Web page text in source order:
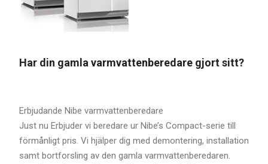
Har din gamla varmvattenberedare gjort sitt?
Erbjudande Nibe varmvattenberedare
Just nu Erbjuder vi beredare ur Nibe’s Compact-serie till
förmånligt pris. Vi hjälper dig med demontering, installation
samt bortforsling av den gamla varmvattenberedaren.